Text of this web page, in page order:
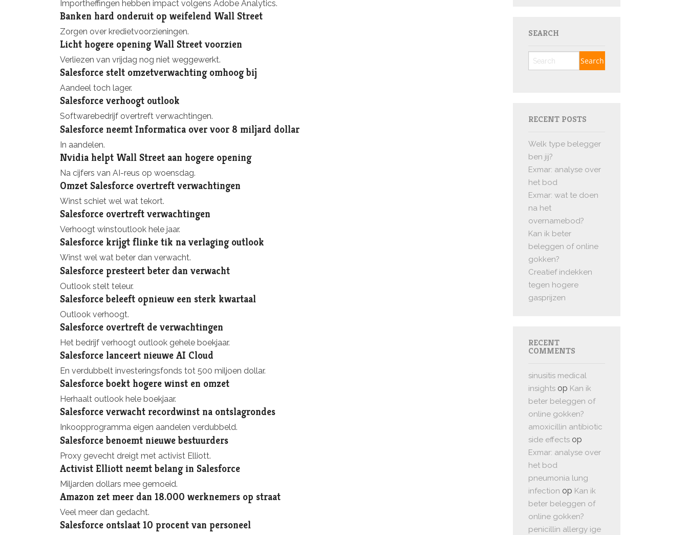
Importheffingen hebben impact volgens Adobe Analytics.
Banken hard onderuit op weifelend Wall Street
Zorgen over kredietvoorzieningen.
Licht hogere opening Wall Street voorzien
Verliezen van vrijdag nog niet weggewerkt.
Salesforce stelt omzetverwachting omhoog bij
Aandeel toch lager.
Salesforce verhoogt outlook
Softwarebedrijf overtreft verwachtingen.
Salesforce neemt Informatica over voor 8 miljard dollar
In aandelen.
Nvidia helpt Wall Street aan hogere opening
Na cijfers van AI-reus op woensdag.
Omzet Salesforce overtreft verwachtingen
Winst schiet wel wat tekort.
Salesforce overtreft verwachtingen
Verhoogt winstoutlook hele jaar.
Salesforce krijgt flinke tik na verlaging outlook
Winst wel wat beter dan verwacht.
Salesforce presteert beter dan verwacht
Outlook stelt teleur.
Salesforce beleeft opnieuw een sterk kwartaal
Outlook verhoogt.
Salesforce overtreft de verwachtingen
Het bedrijf verhoogt outlook gehele boekjaar.
Salesforce lanceert nieuwe AI Cloud
En verdubbelt investeringsfonds tot 500 miljoen dollar.
Salesforce boekt hogere winst en omzet
Herhaalt outlook hele boekjaar.
Salesforce verwacht recordwinst na ontslagrondes
Inkoopprogramma eigen aandelen verdubbeld.
Salesforce benoemt nieuwe bestuurders
Proxy gevecht dreigt met activist Elliott.
Activist Elliott neemt belang in Salesforce
Miljarden dollars mee gemoeid.
Amazon zet meer dan 18.000 werknemers op straat
Veel meer dan gedacht.
Salesforce ontslaat 10 procent van personeel
SEARCH
RECENT POSTS
Welk type belegger
ben jij?
Exmar: analyse over
het bod
Exmar: wat te doen
na het
overnamebod?
Kan ik beter
beleggen of online
gokken?
Creatief indekken
tegen hogere
gasprijzen
RECENT
COMMENTS
sinusitis medical
insights op Kan ik
beter beleggen of
online gokken?
amoxicillin antibiotic
side effects op
Exmar: analyse over
het bod
pneumonia lung
infection op Kan ik
beter beleggen of
online gokken?
penicillin allergy ige